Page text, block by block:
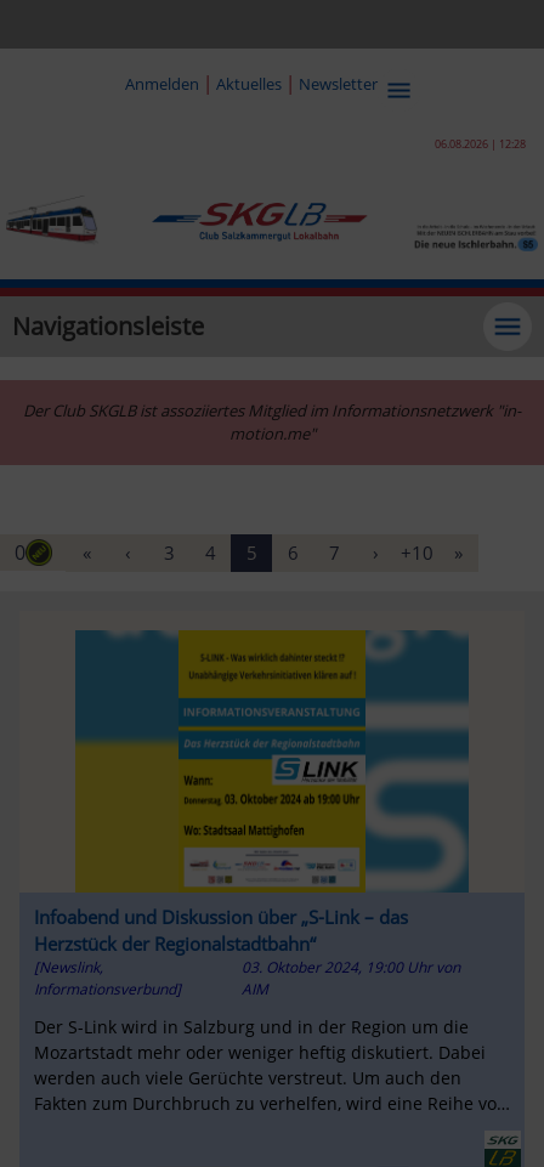
Anmelden | Aktuelles | Newsletter
06.08.2026 | 12:28
Navigationsleiste
Der Club SKGLB ist assoziiertes Mitglied im Informationsnetzwerk "in-
motion.me"
0 « ‹ 3 4 5 6 7 › +10 »
Infoabend und Diskussion über „S-Link – das
Herzstück der Regionalstadtbahn“
[Newslink,
Informationsverbund]
03. Oktober 2024, 19:00 Uhr von
AIM
Der S-Link wird in Salzburg und in der Region um die
Mozartstadt mehr oder weniger heftig diskutiert. Dabei
werden auch viele Gerüchte verstreut. Um auch den
Fakten zum Durchbruch zu verhelfen, wird eine Reihe von